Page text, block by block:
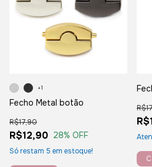
Fecho Metal botão
R$12,90
R$17,90
28% OFF
Só restam 5 em estoque!
+1